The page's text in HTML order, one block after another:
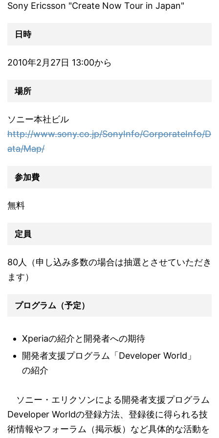
Sony Ericsson "Create Now Tour in Japan"
日時
2010年2月27日 13:00から
場所
ソニー本社ビル
http://www.sony.co.jp/SonyInfo/CorporateInfo/D
ata/Map/
参加費
無料
定員
80人（申し込み多数の場合は抽選とさせていただき
ます）
プログラム（予定）
Xperiaの紹介と開発者への期待
開発者支援プログラム「Developer World」
の紹介
ソニー・エリクソンによる開発者支援プログラム
Developer Worldの登録方法、登録後に得られる技
術情報やフォーラム（掲示板）など具体的な活動を